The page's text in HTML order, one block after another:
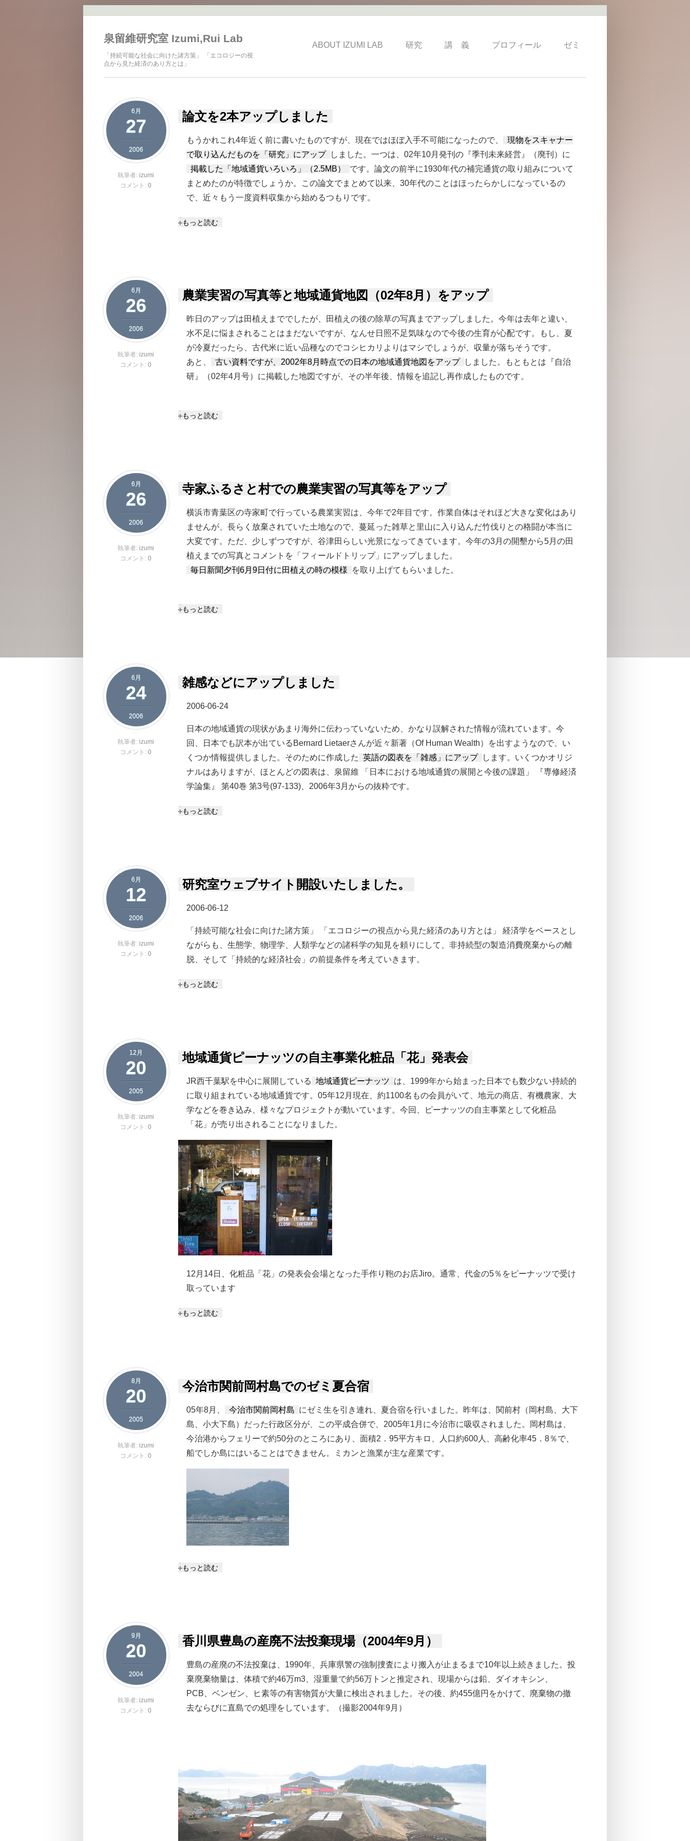
泉留維研究室 Izumi,Rui Lab
「持続可能な社会に向けた諸方策」 「エコロジーの視
点から見た経済のあり方とは」
ABOUT IZUMI LAB 研究 講 義 プロフィール ゼミ
6月
27
2006
執筆者: izumi
コメント: 0
論文を2本アップしました
もうかれこれ4年近く前に書いたものですが、現在ではほぼ入手不可能になったので、
現物をスキャナー
で取り込んだものを「研究」にアップ
しました。一つは、02年10月発刊の『季刊未来経営』（廃刊）に
掲載した「地域通貨いろいろ」（2.5MB）
です。論文の前半に1930年代の補完通貨の取り組みについて
まとめたのが特徴でしょうか。この論文でまとめて以来、30年代のことはほったらかしになっているの
で、近々もう一度資料収集から始めるつもりです。
論文を2本アップしました について
もっと読む
6月
26
2006
執筆者: izumi
コメント: 0
農業実習の写真等と地域通貨地図（02年8月）をアップ
昨日のアップは田植えまででしたが、田植えの後の除草の写真までアップしました。今年は去年と違い、
水不足に悩まされることはまだないですが、なんせ日照不足気味なので今後の生育が心配です。もし、夏
が冷夏だったら、古代米に近い品種なのでコシヒカリよりはマシでしょうが、収量が落ちそうです。
あと、
古い資料ですが、2002年8月時点での日本の地域通貨地図をアップ
しました。もともとは『自治
研』（02年4月号）に掲載した地図ですが、その半年後、情報を追記し再作成したものです。
農業実習の写真等と地域通貨地図（02年8月）をアップ について
もっと読む
6月
26
2006
執筆者: izumi
コメント: 0
寺家ふるさと村での農業実習の写真等をアップ
横浜市青葉区の寺家町で行っている農業実習は、今年で2年目です。作業自体はそれほど大きな変化はあり
ませんが、長らく放棄されていた土地なので、蔓延った雑草と里山に入り込んだ竹伐りとの格闘が本当に
大変です。ただ、少しずつですが、谷津田らしい光景になってきています。今年の3月の開墾から5月の田
植えまでの写真とコメントを「フィールドトリップ」にアップしました。
毎日新聞夕刊6月9日付に田植えの時の模様
を取り上げてもらいました。
寺家ふるさと村での農業実習の写真等をアップ について
もっと読む
6月
24
2006
執筆者: izumi
コメント: 0
雑感などにアップしました
2006-06-24
日本の地域通貨の現状があまり海外に伝わっていないため、かなり誤解された情報が流れています。今
回、日本でも訳本が出ているBernard Lietaerさんが近々新著（Of Human Wealth）を出すようなので、い
くつか情報提供しました。そのために作成した 英語の図表を「雑感」にアップ
します。いくつかオリジ
ナルはありますが、ほとんどの図表は、泉留維 「日本における地域通貨の展開と今後の課題」 『専修経済
学論集』 第40巻 第3号(97-133)、2006年3月からの抜粋です。
雑感などにアップしました について
もっと読む
6月
12
2006
執筆者: izumi
コメント: 0
研究室ウェブサイト開設いたしました。
2006-06-12
「持続可能な社会に向けた諸方策」 「エコロジーの視点から見た経済のあり方とは」 経済学をベースとし
ながらも、生態学、物理学、人類学などの諸科学の知見を頼りにして、非持続型の製造消費廃棄からの離
脱、そして「持続的な経済社会」の前提条件を考えていきます。
研究室ウェブサイト開設いたしました。 について
もっと読む
12月
20
2005
執筆者: izumi
コメント: 0
地域通貨ピーナッツの自主事業化粧品「花」発表会
JR西千葉駅を中心に展開している 地域通貨ピーナッツ は、1999年から始まった日本でも数少ない持続的
に取り組まれている地域通貨です。05年12月現在、約1100名もの会員がいて、地元の商店、有機農家、大
学などを巻き込み、様々なプロジェクトが動いています。今回、ピーナッツの自主事業として化粧品
「花」が売り出されることになりました。
12月14日、化粧品「花」の発表会会場となった手作り鞄のお店Jiro。通常、代金の5％をピーナッツで受け
取っています
地域通貨ピーナッツの自主事業化粧品「花」発表会 について
もっと読む
8月
20
2005
執筆者: izumi
コメント: 0
今治市関前岡村島でのゼミ夏合宿
05年8月、 今治市関前岡村島 にゼミ生を引き連れ、夏合宿を行いました。昨年は、関前村（岡村島、大下
島、小大下島）だった行政区分が、この平成合併で、2005年1月に今治市に吸収されました。岡村島は、
今治港からフェリーで約50分のところにあり、面積2．95平方キロ、人口約600人、高齢化率45．8％で、
船でしか島にはいることはできません。ミカンと漁業が主な産業です。
今治市関前岡村島でのゼミ夏合宿 について
もっと読む
9月
20
2004
執筆者: izumi
コメント: 0
香川県豊島の産廃不法投棄現場（2004年9月）
豊島の産廃の不法投棄は、1990年、兵庫県警の強制捜査により搬入が止まるまで10年以上続きました。投
棄廃棄物量は、体積で約46万m3、湿重量で約56万トンと推定され、現場からは鉛、ダイオキシン、
PCB、ベンゼン、ヒ素等の有害物質が大量に検出されました。その後、約455億円をかけて、廃棄物の撤
去ならびに直島での処理をしています。（撮影2004年9月）